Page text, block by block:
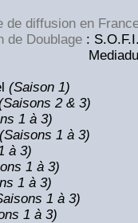
de diffusion en
de Doublage :
(Saison 1)
2 & 3)
1 à 3)
(Saisons 1 à 3)
à 3)
1 à 3)
1 à 3)
1 à 3)
1 à 3)